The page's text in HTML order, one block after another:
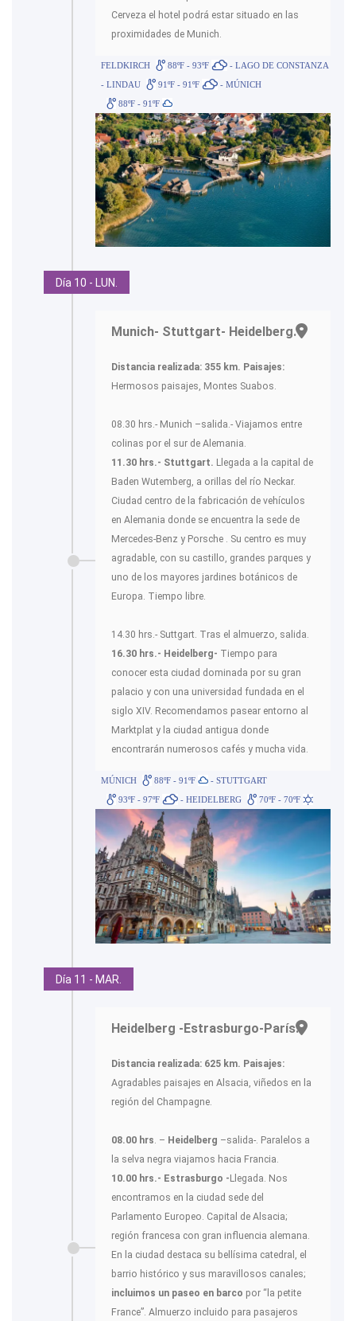
Cerveza el hotel podrá estar situado en las
proximidades de Munich.
FELDKIRCH 88ºF - 93ºF
- LAGO DE CONSTANZA
- LINDAU
91ºF - 91ºF
- MÚNICH
88ºF - 91ºF
Día 10 - LUN.
Munich- Stuttgart- Heidelberg.-
Distancia realizada: 355 km. Paisajes:
Hermosos paisajes, Montes Suabos.
08.30 hrs.- Munich –salida.- Viajamos entre
colinas por el sur de Alemania.
11.30 hrs.- Stuttgart. Llegada a la capital de
Baden Wutemberg, a orillas del río Neckar.
Ciudad centro de la fabricación de vehículos
en Alemania donde se encuentra la sede de
Mercedes-Benz y Porsche . Su centro es muy
agradable, con su castillo, grandes parques y
uno de los mayores jardines botánicos de
Europa. Tiempo libre.
14.30 hrs.- Suttgart. Tras el almuerzo, salida.
16.30 hrs.- Heidelberg- Tiempo para
conocer esta ciudad dominada por su gran
palacio y con una universidad fundada en el
siglo XIV. Recomendamos pasear entorno al
Marktplat y la ciudad antigua donde
encontrarán numerosos cafés y mucha vida.
MÚNICH 88ºF - 91ºF
- STUTTGART
93ºF - 97ºF
- HEIDELBERG 70ºF - 70ºF
Día 11 - MAR.
Heidelberg -Estrasburgo-París.-
Distancia realizada: 625 km. Paisajes:
Agradables paisajes en Alsacia, viñedos en la
región del Champagne.
08.00 hrs . – Heidelberg –salida-. Paralelos a
la selva negra viajamos hacia Francia.
10.00 hrs.- Estrasburgo -Llegada. Nos
encontramos en la ciudad sede del
Parlamento Europeo. Capital de Alsacia;
región francesa con gran influencia alemana.
En la ciudad destaca su bellísima catedral, el
barrio histórico y sus maravillosos canales;
incluimos un paseo en barco por “la petite
France”. Almuerzo incluido para pasajeros